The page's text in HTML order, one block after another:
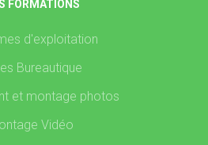
FORMATIONS
d'exploitation
Bureautique
et montage photos
Vidéo